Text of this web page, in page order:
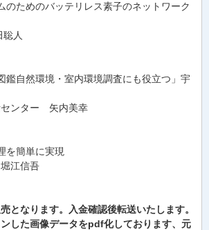
のためのバッテリレス素子のネットワーク
人
鑑自然環境・室内環境調査にも役立つ」宇
センター 矢内美幸
を簡単に実現
江信吾
となります。入金確認後転送いたします。
ンした画像データをpdf化しております、元